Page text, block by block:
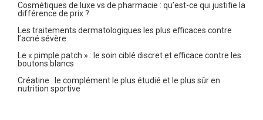
Cosmétiques de luxe vs de pharmacie : qu’est-ce qui justifie la
différence de prix ?
Les traitements dermatologiques les plus efficaces contre
l’acné sévère.
Le « pimple patch » : le soin ciblé discret et efficace contre les
boutons blancs
Créatine : le complément le plus étudié et le plus sûr en
nutrition sportive